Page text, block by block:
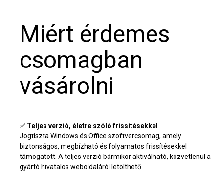
Miért érdemes
csomagban
vásárolni
✅ Teljes verzió, életre szóló frissítésekkel
Jogtiszta Windows és Office szoftvercsomag, amely
biztonságos, megbízható és folyamatos frissítésekkel
támogatott. A teljes verzió bármikor aktiválható, közvetlenül a
gyártó hivatalos weboldaláról letölthető.